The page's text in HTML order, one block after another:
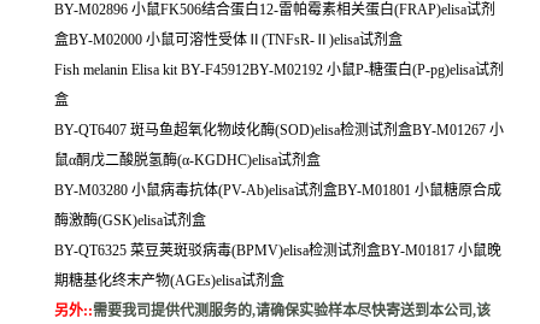
BY-M02896 小鼠FK506结合蛋白12-雷帕霉素相关蛋白(FRAP)elisa试剂
盒BY-M02000 小鼠可溶性受体Ⅱ(TNFsR-Ⅱ)elisa试剂盒
Fish melanin Elisa kit BY-F45912BY-M02192 小鼠P-糖蛋白(P-pg)elisa试剂
盒
BY-QT6407 斑马鱼超氧化物歧化酶(SOD)elisa检测试剂盒BY-M01267 小
鼠α酮戊二酸脱氢酶(α-KGDHC)elisa试剂盒
BY-M03280 小鼠病毒抗体(PV-Ab)elisa试剂盒BY-M01801 小鼠糖原合成
酶激酶(GSK)elisa试剂盒
BY-QT6325 菜豆荚斑驳病毒(BPMV)elisa检测试剂盒BY-M01817 小鼠晚
期糖基化终末产物(AGEs)elisa试剂盒
另外::需要我司提供代测服务的,请确保实验样本尽快寄送到本公司,该